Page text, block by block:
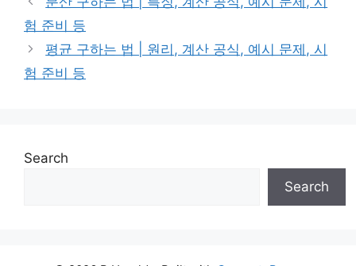
험 준비 등
평균 구하는 법 | 원리, 계산 공식, 예시 문제, 시
험 준비 등
Search
Search